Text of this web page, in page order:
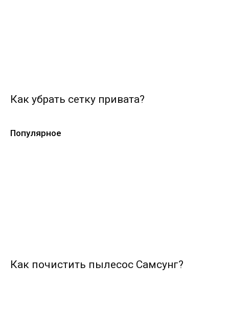
Как убрать сетку привата?
Популярное
Как почистить пылесос Самсунг?